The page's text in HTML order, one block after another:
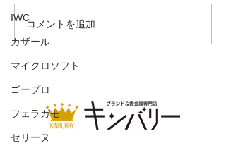
IWC
カザール
マイクロソフト
ゴープロ
フェラガモ
セリーヌ
コンステレーション AT
コメントを追加…